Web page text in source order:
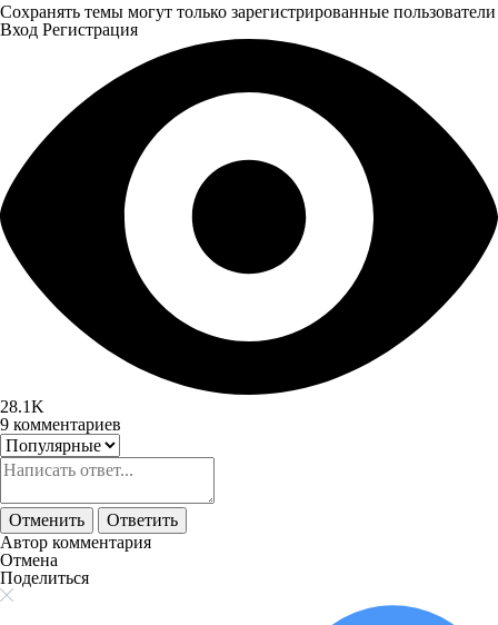
Сохранять темы могут только зарегистрированные пользователи
Вход Регистрация
28.1K
9 комментариев
Отменить
Ответить
Автор комментария
Отмена
Поделиться